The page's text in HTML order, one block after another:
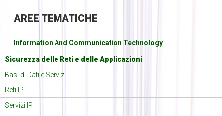
AREE TEMATICHE
Information And Communication Technology
Sicurezza delle Reti e delle Applicazioni
Basi di Dati e Servizi
Reti IP
Servizi IP